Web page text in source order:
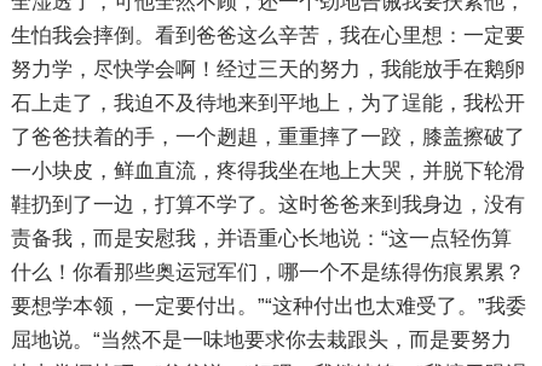
生怕我会摔倒。看到爸爸这么辛苦，我在心里想：一定要
努力学，尽快学会啊！经过三天的努力，我能放手在鹅卵
石上走了，我迫不及待地来到平地上，为了逞能，我松开
了爸爸扶着的手，一个趔趄，重重摔了一跤，膝盖擦破了
一小块皮，鲜血直流，疼得我坐在地上大哭，并脱下轮滑
鞋扔到了一边，打算不学了。这时爸爸来到我身边，没有
责备我，而是安慰我，并语重心长地说：“这一点轻伤算
什么！你看那些奥运冠军们，哪一个不是练得伤痕累累？
要想学本领，一定要付出。”“这种付出也太难受了。”我委
屈地说。“当然不是一味地要求你去栽跟头，而是要努力